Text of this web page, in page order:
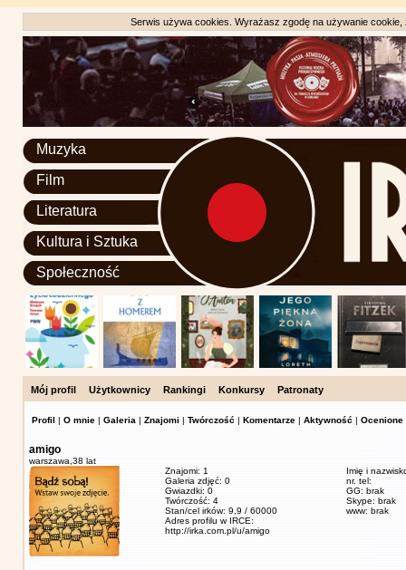
Serwis używa cookies. Wyrażasz zgodę na używanie
Muzyka
Film
Literatura
Kultura i Sztuka
Społeczność
Mój profil Użytkownicy Rankingi Konkursy Patronaty
Profil | O mnie | Galeria | Znajomi | Twórczość | Komentarze | Aktywność | Ocenione
amigo
warszawa, 38 lat
Znajomi: 1
Galeria zdjęć: 0
Gwiazdki: 0
Twórczość: 4
Stan/cel irków: 9,9 / 60000
Adres profilu w IRCE:
http://irka.com.pl/u/amigo
Imię i
nr. tel:
GG: brak
Skype: brak
www: brak